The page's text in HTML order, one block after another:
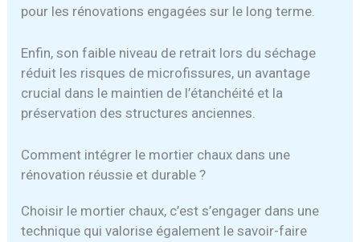
pour les rénovations engagées sur le long terme.
Enfin, son faible niveau de retrait lors du séchage
réduit les risques de microfissures, un avantage
crucial dans le maintien de l’étanchéité et la
préservation des structures anciennes.
Comment intégrer le mortier chaux dans une
rénovation réussie et durable ?
Choisir le mortier chaux, c’est s’engager dans une
technique qui valorise également le savoir-faire